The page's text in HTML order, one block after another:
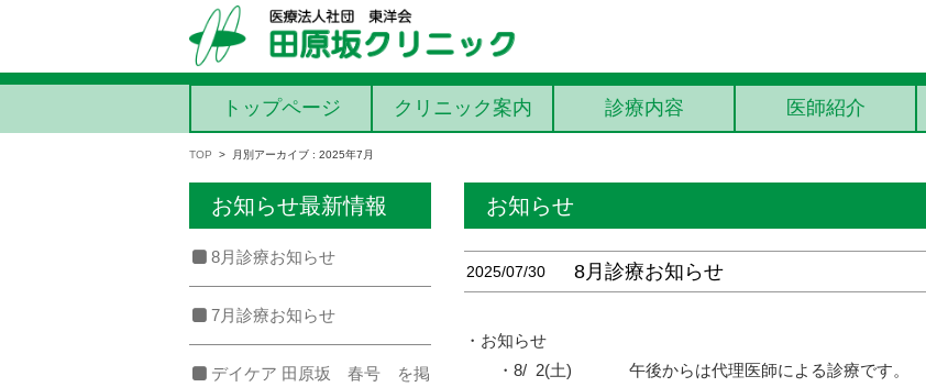
コンテンツに移動
トップページ クリニック案内 診療内容 医師紹介
TOP > 月別アーカイブ : 2025年7月
お知らせ
2025/07/30 8月診療お知らせ
・お知らせ
・8/ 2(土) 午後からは代理医師による診療です。
お知らせ最新情報
8月診療お知らせ
7月診療お知らせ
デイケア 田原坂 春号 を掲